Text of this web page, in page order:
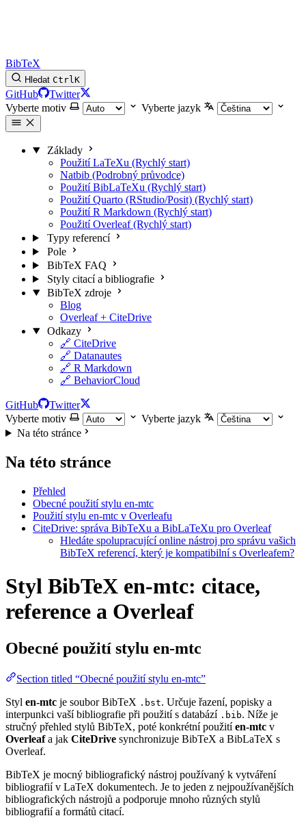
BibTeX
Hledat CtrlK
GitHub
Twitter
Vyberte motiv
Vyberte jazyk
Základy
Použití LaTeXu (Rychlý start)
Natbib (Podrobný průvodce)
Použití BibLaTeXu (Rychlý start)
Použití Quarto (RStudio/Posit) (Rychlý start)
Použití R Markdown (Rychlý start)
Použití Overleaf (Rychlý start)
Typy referencí
Pole
BibTeX FAQ
Styly citací a bibliografie
BibTeX zdroje
Blog
Overleaf + CiteDrive
Odkazy
🔗 CiteDrive
🔗 Datanautes
🔗 R Markdown
🔗 BehaviorCloud
GitHub
Twitter
Vyberte motiv
Vyberte jazyk
Na této stránce
Na této stránce
Přehled
Obecné použití stylu en-mtc
Použití stylu en-mtc v Overleafu
CiteDrive: správa BibTeXu a BibLaTeXu pro Overleaf
Hledáte spolupracující online nástroj pro správu vašich
BibTeX referencí, který je kompatibilní s Overleafem?
Styl BibTeX en-mtc: citace,
reference a Overleaf
Obecné použití stylu en-mtc
Section titled “Obecné použití stylu en-mtc”
Styl en-mtc je soubor BibTeX .bst. Určuje řazení, popisky a
interpunkci vaší bibliografie při použití s databází .bib. Níže je
stručný přehled stylů BibTeX, poté konkrétní použitíen-mtc v
Overleafa jak CiteDrive synchronizuje BibTeX a BibLaTeX s
Overleaf.
BibTeX je mocný bibliografický nástroj používaný k vytváření
bibliografií v LaTeX dokumentech. Je to jeden z nejpoužívanějších
bibliografických nástrojů a podporuje mnoho různých stylů
bibliografií a formátů citací.